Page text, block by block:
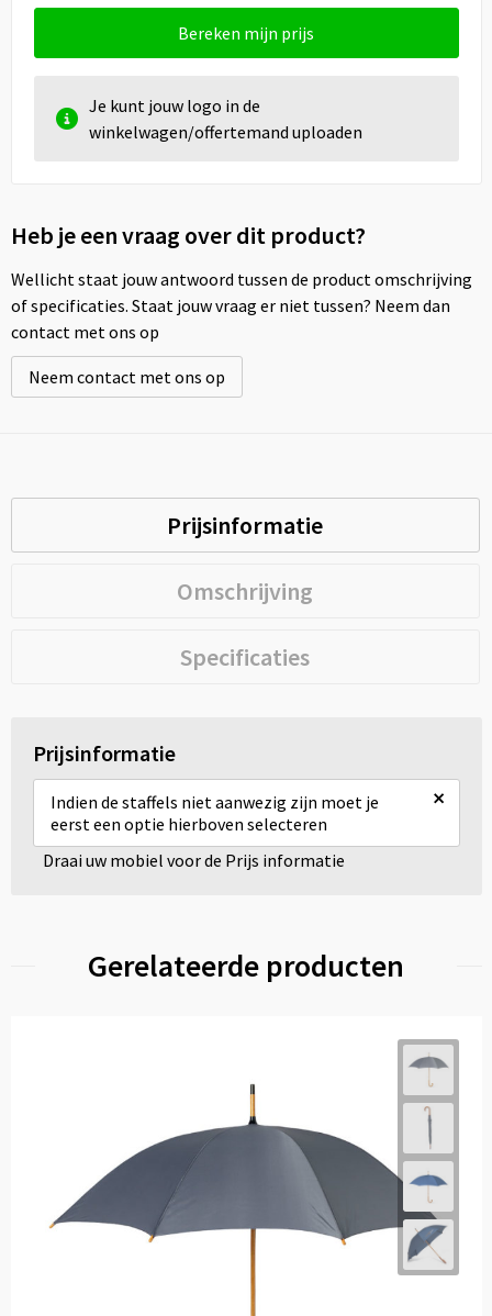
Bereken mijn prijs
Je kunt jouw logo in de
winkelwagen/offertemand uploaden
Heb je een vraag over dit product?
Wellicht staat jouw antwoord tussen de product omschrijving
of specificaties. Staat jouw vraag er niet tussen? Neem dan
contact met ons op
Neem contact met ons op
Prijsinformatie
Omschrijving
Specificaties
Prijsinformatie
Indien de staffels niet aanwezig zijn moet je
eerst een optie hierboven selecteren
×
Draai uw mobiel voor de Prijs informatie
Gerelateerde producten